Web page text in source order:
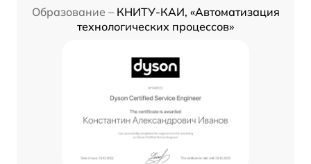
Образование – КНИТУ-КАИ, «Автоматизация
технологических процессов»